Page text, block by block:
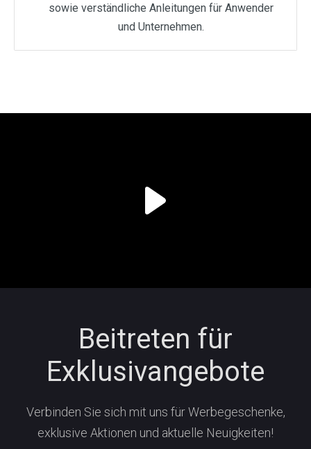
sowie verständliche Anleitungen für Anwender
und Unternehmen.
Beitreten für
Exklusivangebote
Verbinden Sie sich mit uns für Werbegeschenke,
exklusive Aktionen und aktuelle Neuigkeiten!